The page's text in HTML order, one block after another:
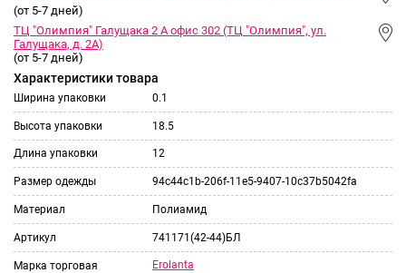
(от 5-7 дней)
ТЦ "Олимпия" Галущака 2 А офис 302 (ТЦ "Олимпия", ул.
Галущака, д. 2А)
(от 5-7 дней)
Характеристики товара
Ширина упаковки 0.1
Высота упаковки 18.5
Длина упаковки 12
Размер одежды 94c44c1b-206f-11e5-9407-10c37b5042fa
Материал Полиамид
Артикул 741171(42-44)БЛ
Марка торговая Erolanta